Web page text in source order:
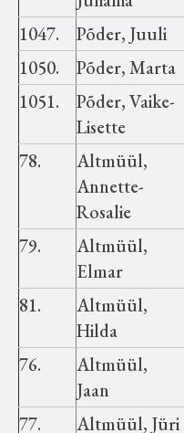
1047. Põder, Juuli
1050.
Põder, Marta
1051.
Põder, Vaike-
Lisette
78.
Altmüül,
Annette-
Rosalie
79.
Altmüül,
Elmar
81.
Altmüül,
Hilda
76.
Altmüül,
Jaan
77. Altmüül, Jüri